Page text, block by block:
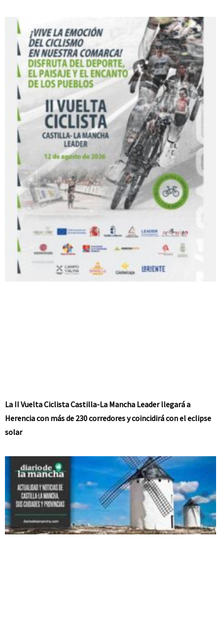
La II Vuelta Ciclista Castilla-La Mancha Leader llegará a
Herencia con más de 230 corredores y coincidirá con el eclipse
solar